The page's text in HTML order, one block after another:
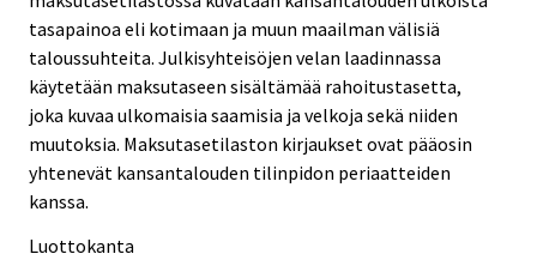
tasapainoa eli kotimaan ja muun maailman välisiä
taloussuhteita. Julkisyhteisöjen velan laadinnassa
käytetään maksutaseen sisältämää rahoitustasetta,
joka kuvaa ulkomaisia saamisia ja velkoja sekä niiden
muutoksia. Maksutasetilaston kirjaukset ovat pääosin
yhtenevät kansantalouden tilinpidon periaatteiden
kanssa.
Luottokanta